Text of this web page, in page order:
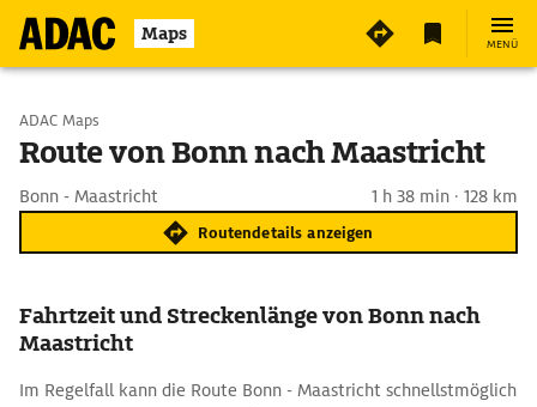
Maps MENÜ
Start wählen
ADAC Maps
Route von Bonn nach Maastricht
Bonn - Maastricht 1 h 38 min · 128 km
Routendetails anzeigen
Fahrtzeit und Streckenlänge von Bonn nach
Maastricht
Im Regelfall kann die Route Bonn - Maastricht schnellstmöglich